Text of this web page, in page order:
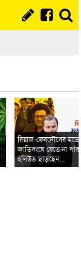
রিয়াজ-ফেরদৌসের মতো
জাতিসংঘে যেতে না
হলিউড ছাড়ছেন...